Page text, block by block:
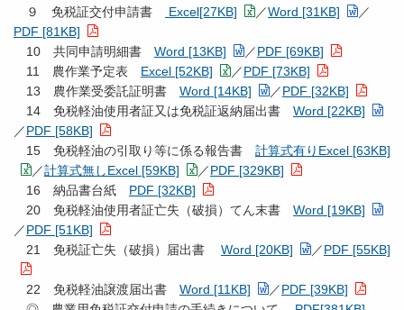
９ 免税証交付申請書
Excel[27KB] ／Word [31KB]
／
PDF [81KB]
10 共同申請明細書 Word [13KB] ／PDF [69KB]
11 農作業予定表 Excel [52KB] ／PDF [73KB]
13 農作業受委託証明書 Word [14KB] ／PDF [32KB]
14 免税軽油使用者証又は免税証返納届出書 Word [22KB]
／PDF [58KB]
15 免税軽油の引取り等に係る報告書 計算式有りExcel [63KB]
／計算式無しExcel [59KB] ／PDF [329KB]
16 納品書台紙 PDF [32KB]
20 免税軽油使用者証亡失（破損）てん末書 Word [19KB]
／PDF [51KB]
21 免税証亡失（破損）届出書 Word [20KB] ／PDF [55KB]
22 免税軽油譲渡届出書 Word [11KB] ／PDF [39KB]